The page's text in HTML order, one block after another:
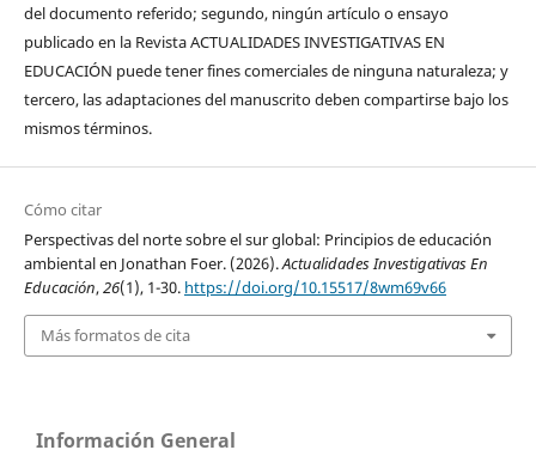
del documento referido; segundo, ningún artículo o ensayo
publicado en la Revista ACTUALIDADES INVESTIGATIVAS EN
EDUCACIÓN puede tener fines comerciales de ninguna naturaleza; y
tercero, las adaptaciones del manuscrito deben compartirse bajo los
mismos términos.
Cómo citar
Perspectivas del norte sobre el sur global: Principios de educación
ambiental en Jonathan Foer. (2026).Actualidades Investigativas En
Educación,26(1), 1-30. https://doi.org/10.15517/8wm69v66
Más formatos de cita
Información General